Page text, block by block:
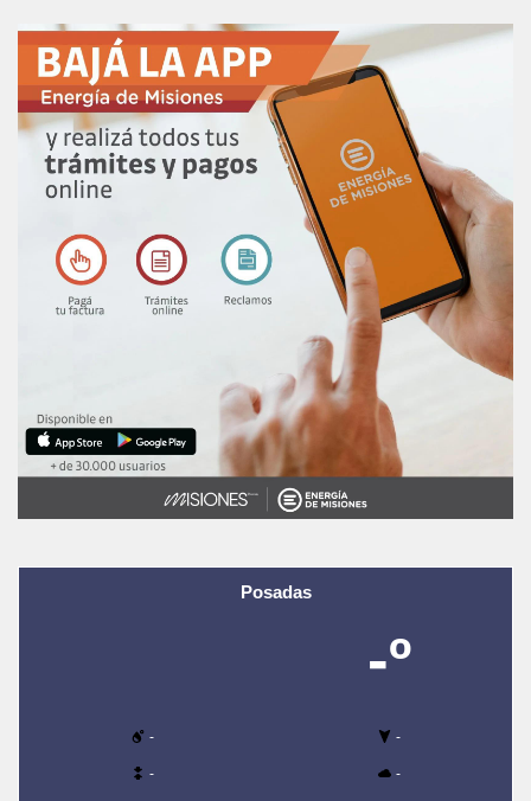
Posadas
-º
- -
- -